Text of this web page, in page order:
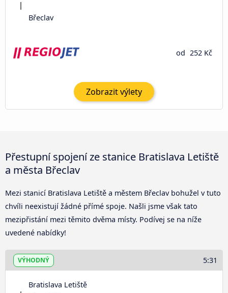
Břeclav
od 252 Kč
Zobrazit výlety
Přestupní spojení ze stanice Bratislava Letiště
a města Břeclav
Mezi stanicí Bratislava Letiště a městem Břeclav bohužel v tuto
chvíli neexistují žádné přímé spoje. Našli jsme však tato
mezipřistání mezi těmito dvěma místy. Podívej se na níže
uvedené nabídky!
VÝHODNÝ 5:31
Bratislava Letiště